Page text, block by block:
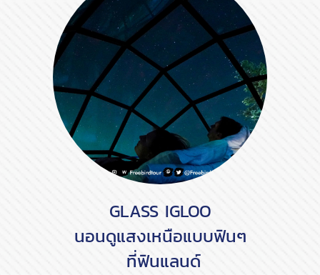
GLASS IGLOO
นอนดูแสงเหนือแบบฟินๆ
ที่ฟินแลนด์